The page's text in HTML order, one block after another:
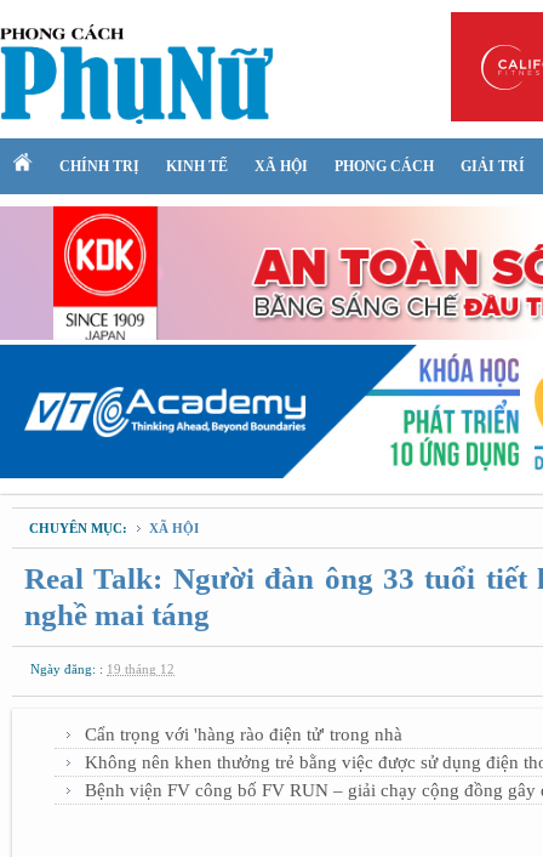
CHÍNH TRỊ KINH TẾ XÃ HỘI PHONG CÁCH GIẢI TRÍ
CHUYÊN MỤC: XÃ HỘI
Real Talk: Người đàn ông 33 tuổi tiết
nghề mai táng
Ngày đăng: : 19 tháng 12
Cẩn trọng với 'hàng rào điện tử' trong nhà
Không nên khen thưởng trẻ bằng việc được sử dụng điện
Bệnh viện FV công bố FV RUN – giải chạy cộng đồng gây